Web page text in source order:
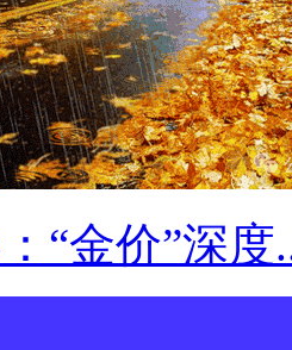
“金价”深度